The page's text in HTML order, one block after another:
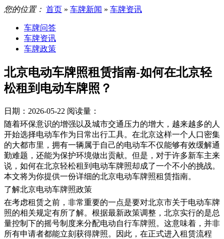
您的位置： 首页 » 车牌新闻 » 车牌资讯
车牌问答
车牌资讯
车牌政策
北京电动车牌照租赁指南-如何在北京轻
松租到电动车牌照？
日期：2026-05-22 阅读量：
随着环保意识的增强以及城市交通压力的增大，越来越多的人
开始选择电动车作为日常出行工具。在北京这样一个人口密集
的大都市里，拥有一辆属于自己的电动车不仅能够有效缓解通
勤难题，还能为保护环境做出贡献。但是，对于许多新车主来
说，如何在北京轻松租到电动车牌照却成了一个不小的挑战。
本文将为你提供一份详细的北京电动车牌照租赁指南。
了解北京电动车牌照政策
在考虑租赁之前，非常重要的一点是要对北京市关于电动车牌
照的相关规定有所了解。根据最新政策调整，北京实行的是总
量控制下的摇号制度来分配电动自行车牌照。这意味着，并非
所有申请者都能立刻获得牌照。因此，在正式进入租赁流程